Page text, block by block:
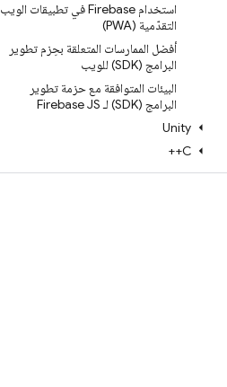
استخدام Firebase في تطبيقات الويب
التقدّمية (PWA)
أفضل الممارسات المتعلقة بحِزم تطوير
البرامج (SDK) للويب
البيئات المتوافقة مع حزمة تطوير
البرامج (SDK) لـ Firebase JS
Unity
C++